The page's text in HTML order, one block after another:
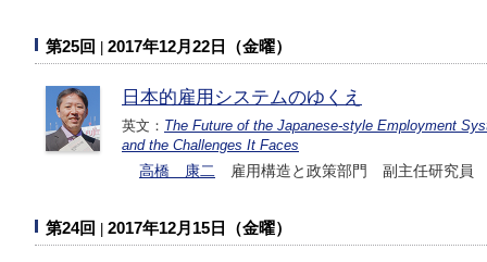
第25回 2017年12月22日（金曜）
日本的雇用システムのゆくえ
英文： The Future of the Japanese-style Employment
and the Challenges It Faces
高橋 康二 雇用構造と政策部門 副主任研究員
第24回 2017年12月15日（金曜）